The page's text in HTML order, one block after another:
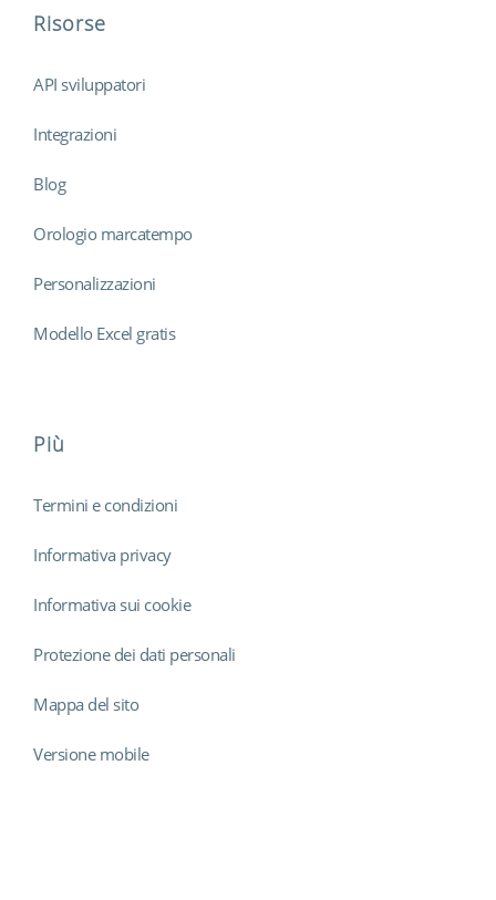
Risorse
API sviluppatori
Integrazioni
Blog
Orologio marcatempo
Personalizzazioni
Modello Excel gratis
Più
Termini e condizioni
Informativa privacy
Informativa sui cookie
Protezione dei dati personali
Mappa del sito
Versione mobile